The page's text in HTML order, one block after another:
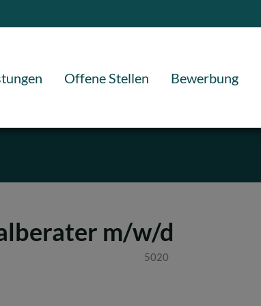
Offene Stellen Bewerbung
m/w/d
5020